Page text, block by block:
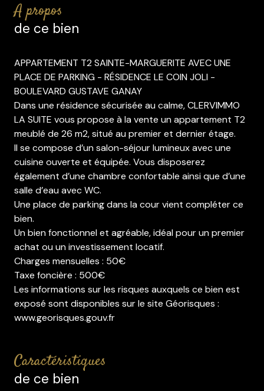
a propos
de ce bien
APPARTEMENT T2 SAINTE-MARGUERITE AVEC UNE
PLACE DE PARKING - RÉSIDENCE LE COIN JOLI -
BOULEVARD GUSTAVE GANAY
Dans une résidence sécurisée au calme,CLERVIMMO
LA SUITE vous propose à la vente un appartement T2
meublé de 26 m2, situé au premier et dernier étage.
Il se compose d’un salon-séjour lumineux avec une
cuisine ouverte et équipée. Vous disposerez
également d’une chambre confortable ainsi que d’une
salle d’eau avec WC.
Une place de parking dans la cour vient compléter ce
bien.
Un bien fonctionnel et agréable, idéal pour un premier
achat ou un investissement locatif.
Charges mensuelles : 50€
Taxe foncière : 500€
Les informations sur les risques auxquels ce bien est
exposé sont disponibles sur le site Géorisques :
www.georisques.gouv.fr
caractéristiques
de ce bien